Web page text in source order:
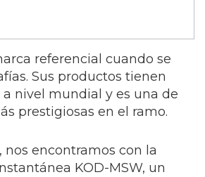
referencial cuando se
Sus productos tienen
nivel mundial y es una de
prestigiosas en el ramo.
nos encontramos con la
KOD-MSW, un